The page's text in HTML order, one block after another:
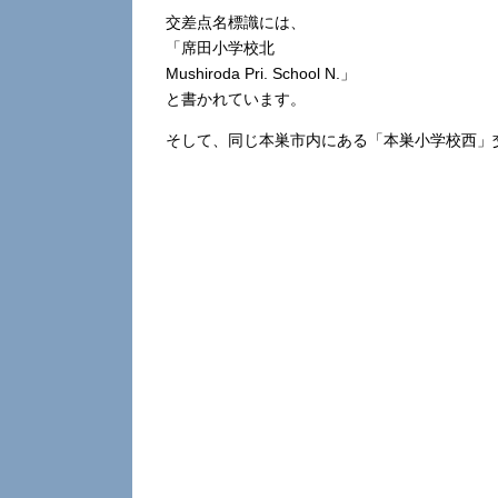
交差点名標識には、
「席田小学校北
Mushiroda Pri. School N.」
と書かれています。
そして、同じ本巣市内にある「本巣小学校西」